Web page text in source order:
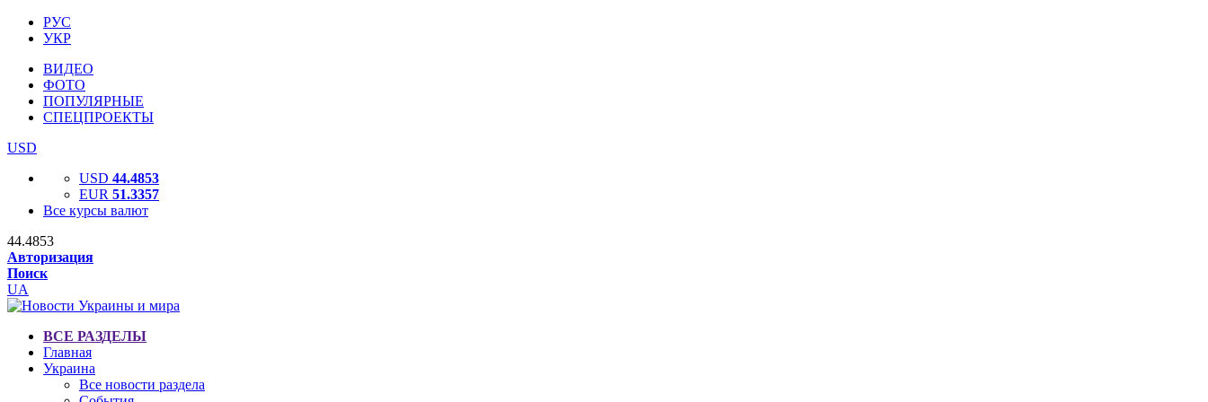
РУС
УКР
ВИДЕО
ФОТО
ПОПУЛЯРНЫЕ
СПЕЦПРОЕКТЫ
USD
USD 44.4853
EUR 51.3357
Все курсы валют
44.4853
Авторизация
Поиск
UA
ВСЕ РАЗДЕЛЫ
Главная
Украина
Все новости раздела